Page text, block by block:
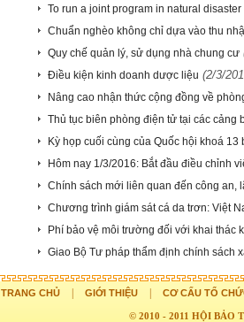
To run a joint program in natural
Chuẩn nghèo không chỉ dựa vào thu
Quy chế quản lý, sử dụng nhà chung cư
Điều kiện kinh doanh dược liệu (2/3/
Nâng cao nhận thức cộng đồng về
Thủ tục biên phòng điện tử tại các cảng
Kỳ họp cuối cùng của Quốc hội khoá 13
Hôm nay 1/3/2016: Bắt đầu điều chỉnh
Chính sách mới liên quan đến công an,
Chương trình giám sát cá da trơn: Việt
Phí bảo vệ môi trường đối với khai thác
Giao Bộ Tư pháp thẩm định chính sách
TRANG CHỦ GIỚI THIỆU CƠ CẤU TỔ
© 2010 - 2011 HỘI BẢO